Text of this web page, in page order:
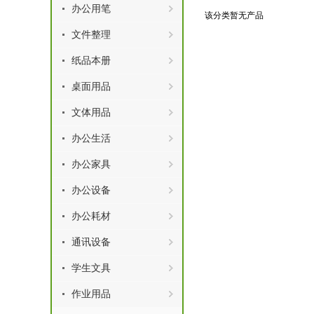
办公用笔
文件整理
纸品本册
桌面用品
文体用品
办公生活
办公家具
办公设备
办公耗材
通讯设备
学生文具
作业用品
该分类暂无产品